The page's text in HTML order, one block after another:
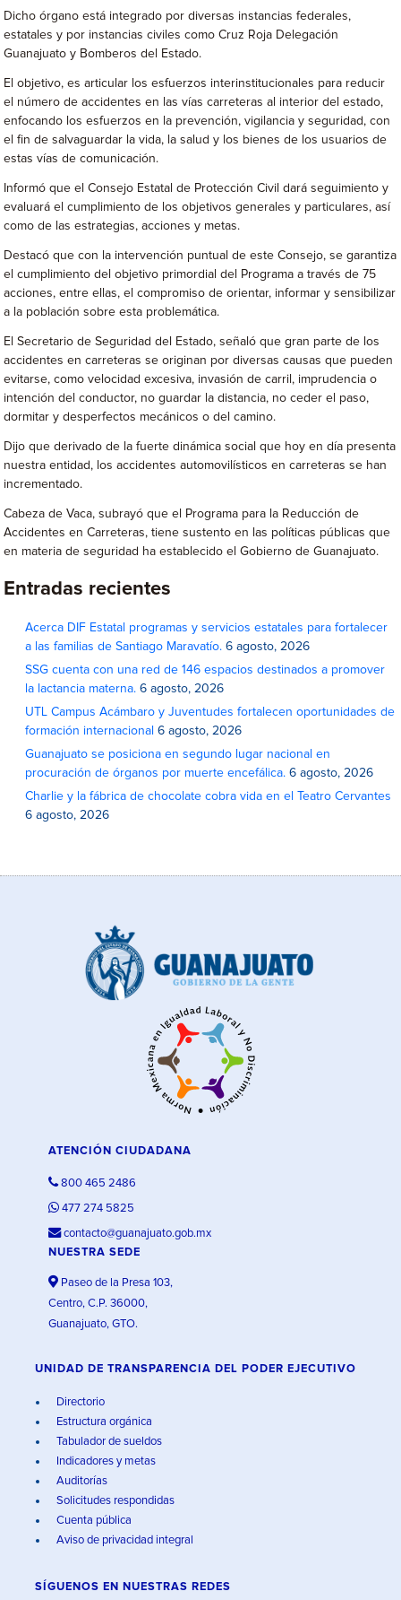
Dicho órgano está integrado por diversas instancias federales,
estatales y por instancias civiles como Cruz Roja Delegación
Guanajuato y Bomberos del Estado.
El objetivo, es articular los esfuerzos interinstitucionales para reducir
el número de accidentes en las vías carreteras al interior del estado,
enfocando los esfuerzos en la prevención, vigilancia y seguridad, con
el fin de salvaguardar la vida, la salud y los bienes de los usuarios de
estas vías de comunicación.
Informó que el Consejo Estatal de Protección Civil dará seguimiento y
evaluará el cumplimiento de los objetivos generales y particulares, así
como de las estrategias, acciones y metas.
Destacó que con la intervención puntual de este Consejo, se garantiza
el cumplimiento del objetivo primordial del Programa a través de 75
acciones, entre ellas, el compromiso de orientar, informar y sensibilizar
a la población sobre esta problemática.
El Secretario de Seguridad del Estado, señaló que gran parte de los
accidentes en carreteras se originan por diversas causas que pueden
evitarse, como velocidad excesiva, invasión de carril, imprudencia o
intención del conductor, no guardar la distancia, no ceder el paso,
dormitar y desperfectos mecánicos o del camino.
Dijo que derivado de la fuerte dinámica social que hoy en día presenta
nuestra entidad, los accidentes automovilísticos en carreteras se han
incrementado.
Cabeza de Vaca, subrayó que el Programa para la Reducción de
Accidentes en Carreteras, tiene sustento en las políticas públicas que
en materia de seguridad ha establecido el Gobierno de Guanajuato.
Entradas recientes
Acerca DIF Estatal programas y servicios estatales para fortalecer
a las familias de Santiago Maravatío. 6 agosto, 2026
SSG cuenta con una red de 146 espacios destinados a promover
la lactancia materna. 6 agosto, 2026
UTL Campus Acámbaro y Juventudes fortalecen oportunidades de
formación internacional 6 agosto, 2026
Guanajuato se posiciona en segundo lugar nacional en
procuración de órganos por muerte encefálica. 6 agosto, 2026
Charlie y la fábrica de chocolate cobra vida en el Teatro Cervantes
6 agosto, 2026
ATENCIÓN CIUDADANA
800 465 2486
477 274 5825
contacto@guanajuato.gob.mx
NUESTRA SEDE
Paseo de la Presa 103,
Centro, C.P. 36000,
Guanajuato, GTO.
UNIDAD DE TRANSPARENCIA DEL PODER EJECUTIVO
Directorio
Estructura orgánica
Tabulador de sueldos
Indicadores y metas
Auditorías
Solicitudes respondidas
Cuenta pública
Aviso de privacidad integral
SÍGUENOS EN NUESTRAS REDES